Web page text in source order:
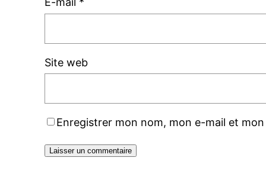
Site web
Enregistrer mon nom, mon e-mail et